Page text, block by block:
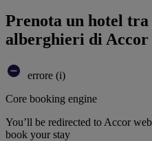
Prenota un hotel
alberghieri di Accor
errore (i)
Core booking engine
You’ll be redirected to Accor
book your stay